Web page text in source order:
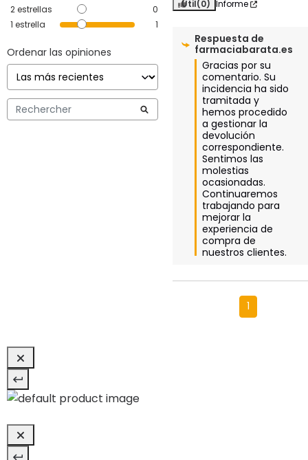
2estrellas
0
1 estrella 1
Ordenar las opiniones
Útil(0) Informe
Respuesta de
farmaciabarata.es
Gracias por su
comentario. Su
incidencia ha sido
tramitada y
hemos procedido
a gestionar la
devolución
correspondiente.
Sentimos las
molestias
ocasionadas.
Continuaremos
trabajando para
mejorar la
experiencia de
compra de
nuestros clientes.
1